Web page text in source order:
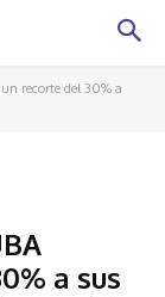
recorte del 30% a
a sus